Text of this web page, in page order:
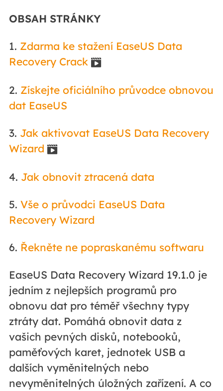
OBSAH STRÁNKY
1. Zdarma ke stažení EaseUS Data
Recovery Crack 
2. Získejte oficiálního průvodce obnovou
dat EaseUS
3. Jak aktivovat EaseUS Data Recovery
Wizard 
4. Jak obnovit ztracená data
5. Vše o průvodci EaseUS Data
Recovery Wizard
6. Řekněte ne popraskanému softwaru
EaseUS Data Recovery Wizard 19.1.0 je
jedním z nejlepších programů pro
obnovu dat pro téměř všechny typy
ztráty dat. Pomáhá obnovit data z
vašich pevných disků, notebooků,
paměťových karet, jednotek USB a
dalších vyměnitelných nebo
nevyměnitelných úložných zařízení. A co